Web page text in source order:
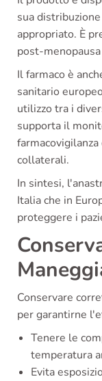
sua
appropriato. È
post-
Il farmaco è
sanitario
utilizzo tra i
supporta il
collaterali.
In sintesi,
Italia che in
proteggere i
Conservare
per garantirne
Tenere le
temperatura
Evita